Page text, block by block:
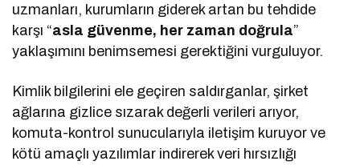
uzmanları, kurumların giderek artan bu tehdide
karşı “asla güvenme, her zaman doğrula”
yaklaşımını benimsemesi gerektiğini vurguluyor.
Kimlik bilgilerini ele geçiren saldırganlar, şirket
ağlarına gizlice sızarak değerli verileri arıyor,
komuta-kontrol sunucularıyla iletişim kuruyor ve
kötü amaçlı yazılımlar indirerek veri hırsızlığı